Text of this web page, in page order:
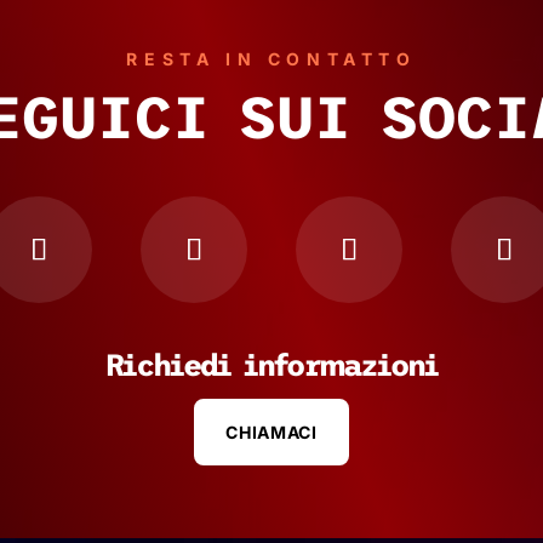
RESTA IN CONTATTO
SUI
Richiedi informazioni
CHIAMACI